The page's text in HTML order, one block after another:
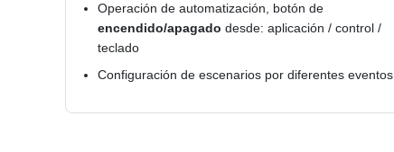
Operación de automatización, botón de
encendido/apagado desde: aplicación / control /
teclado
Configuración de escenarios por diferentes eventos.